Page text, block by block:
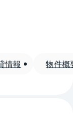
情報 物件概